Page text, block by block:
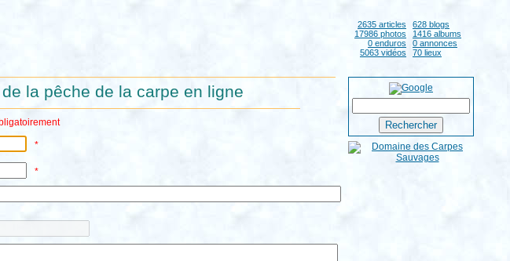
2635 articles
628 blogs
17986 photos
1416 albums
0 enduros
0 annonces
5063 vidéos
70 lieux
la pêche de la carpe en ligne
*
*